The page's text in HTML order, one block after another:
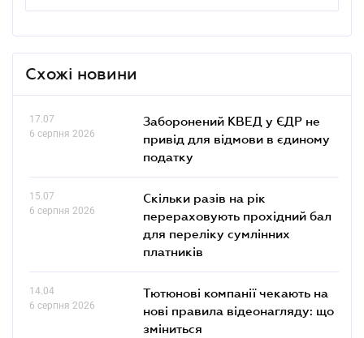
Схожі новини
17.07
6 серпня 2026
Заборонений КВЕД у ЄДР не
привід для відмови в єдиному
податку
15.07
6 серпня 2026
Скільки разів на рік
перераховують прохідний бал
для переліку сумлінних
платників
14.04
6 серпня 2026
Тютюнові компанії чекають на
нові правила відеонагляду: що
зміниться